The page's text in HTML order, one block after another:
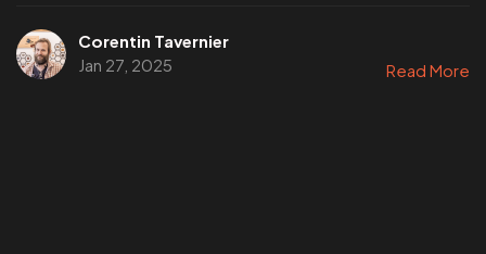
Corentin Tavernier
Jan 27, 2025
Read More